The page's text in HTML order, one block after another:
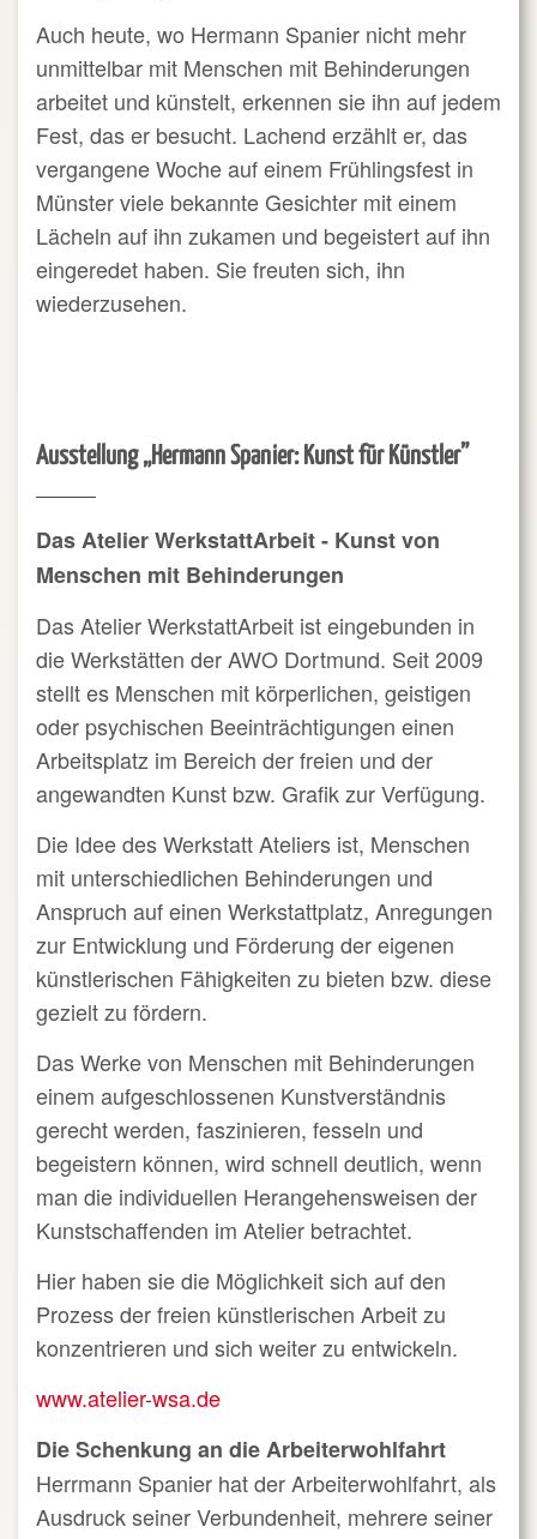
Auch heute, wo Hermann Spanier nicht mehr
unmittelbar mit Menschen mit Behinderungen
arbeitet und künstelt, erkennen sie ihn auf jedem
Fest, das er besucht. Lachend erzählt er, das
vergangene Woche auf einem Frühlingsfest in
Münster viele bekannte Gesichter mit einem
Lächeln auf ihn zukamen und begeistert auf ihn
eingeredet haben. Sie freuten sich, ihn
wiederzusehen.
Ausstellung „Hermann Spanier: Kunst für Künstler”
Das Atelier WerkstattArbeit - Kunst von
Menschen mit Behinderungen
Das Atelier WerkstattArbeit ist eingebunden in
die Werkstätten der AWO Dortmund. Seit 2009
stellt es Menschen mit körperlichen, geistigen
oder psychischen Beeinträchtigungen einen
Arbeitsplatz im Bereich der freien und der
angewandten Kunst bzw. Grafik zur Verfügung.
Die Idee des Werkstatt Ateliers ist, Menschen
mit unterschiedlichen Behinderungen und
Anspruch auf einen Werkstattplatz, Anregungen
zur Entwicklung und Förderung der eigenen
künstlerischen Fähigkeiten zu bieten bzw. diese
gezielt zu fördern.
Das Werke von Menschen mit Behinderungen
einem aufgeschlossenen Kunstverständnis
gerecht werden, faszinieren, fesseln und
begeistern können, wird schnell deutlich, wenn
man die individuellen Herangehensweisen der
Kunstschaffenden im Atelier betrachtet.
Hier haben sie die Möglichkeit sich auf den
Prozess der freien künstlerischen Arbeit zu
konzentrieren und sich weiter zu entwickeln.
www.atelier-wsa.de
Die Schenkung an die Arbeiterwohlfahrt
Herrmann Spanier hat der Arbeiterwohlfahrt, als
Ausdruck seiner Verbundenheit, mehrere seiner